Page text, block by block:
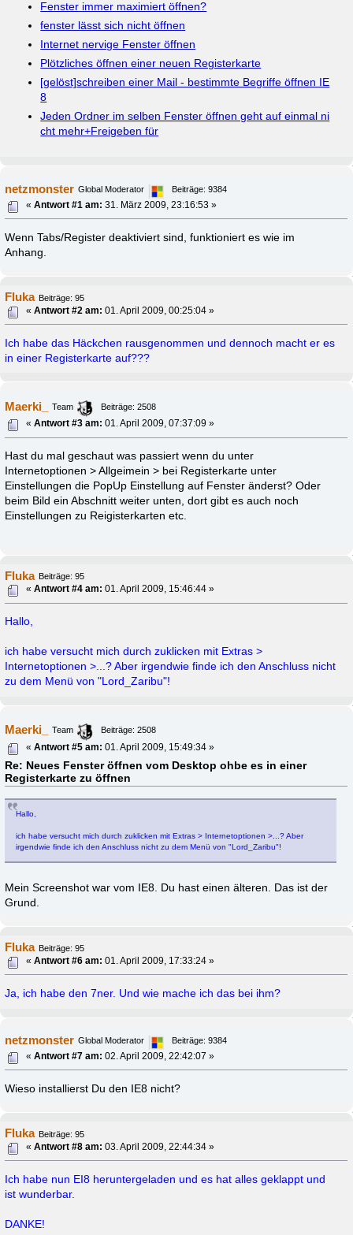
Fenster immer maximiert öffnen?
fenster lässt sich nicht öffnen
Internet nervige Fenster öffnen
Plötzliches öffnen einer neuen Registerkarte
[gelöst]schreiben einer Mail - bestimmte Begriffe öffnen IE
8
Jeden Ordner im selben Fenster öffnen geht auf einmal ni
cht mehr+Freigeben für
netzmonster Global Moderator
Beiträge: 9384
«Antwort #1 am: 31. März 2009, 23:16:53 »
Wenn Tabs/Register deaktiviert sind, funktioniert es wie im
Anhang.
Fluka Beiträge: 95
«Antwort #2 am: 01. April 2009, 00:25:04 »
Ich habe das Häckchen rausgenommen und dennoch macht er es
in einer Registerkarte auf???
Maerki_ Team
Beiträge: 2508
«Antwort #3 am: 01. April 2009, 07:37:09 »
Hast du mal geschaut was passiert wenn du unter
Internetoptionen > Allgeimein > bei Registerkarte unter
Einstellungen die PopUp Einstellung auf Fenster änderst? Oder
beim Bild ein Abschnitt weiter unten, dort gibt es auch noch
Einstellungen zu Reigisterkarten etc.
Fluka Beiträge: 95
«Antwort #4 am: 01. April 2009, 15:46:44 »
Hallo,
ich habe versucht mich durch zuklicken mit Extras >
Internetoptionen >...? Aber irgendwie finde ich den Anschluss nicht
zu dem Menü von "Lord_Zaribu"!
Maerki_ Team Beiträge: 2508
Re: Neues Fenster öffnen vom Desktop ohbe es in einer
Registerkarte zu öffnen
«Antwort #5 am: 01. April 2009, 15:49:34 »
Hallo,
ich habe versucht mich durch zuklicken mit Extras > Internetoptionen >...? Aber
irgendwie finde ich den Anschluss nicht zu dem Menü von "Lord_Zaribu"!
Mein Screenshot war vom IE8. Du hast einen älteren. Das ist der
Grund.
Fluka Beiträge: 95
«Antwort #6 am: 01. April 2009, 17:33:24 »
Ja, ich habe den 7ner. Und wie mache ich das bei ihm?
netzmonster Global Moderator
Beiträge: 9384
«Antwort #7 am: 02. April 2009, 22:42:07 »
Wieso installierst Du den IE8 nicht?
Fluka Beiträge: 95
«Antwort #8 am: 03. April 2009, 22:44:34 »
Ich habe nun EI8 heruntergeladen und es hat alles geklappt und
ist wunderbar.
DANKE!